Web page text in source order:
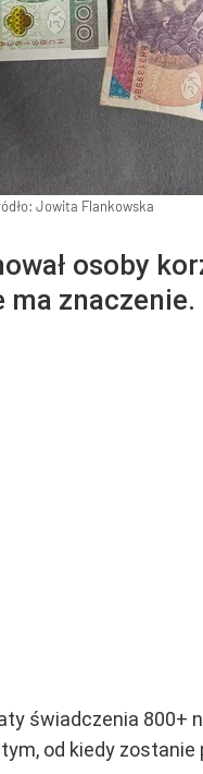
Jowita Flankowska
osoby
ma znaczenie.
świadczenia
od kiedy